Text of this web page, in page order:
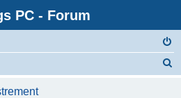
PC - Forum